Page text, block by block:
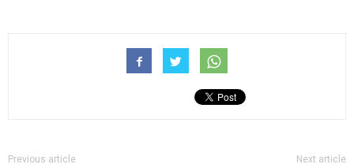
Previous article Next article